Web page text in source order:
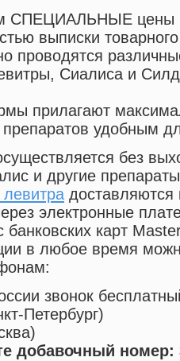
СПЕЦИАЛЬНЫЕ цены
выписки
проводятся
Сиалиса и
прилагают
удобным
без
и другие
доставляются
электронные
банковских карт
в любое время
звонок
Петербург)
добавочный номер: